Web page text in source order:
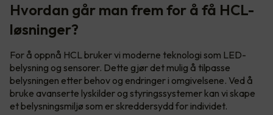
Hvordan går man frem for å få HCL-
løsninger?
For å oppnå HCL bruker vi moderne teknologi som LED-
belysning og sensorer. Dette gjør det mulig å tilpasse
belysningen etter behov og endringer i omgivelsene. Ved å
bruke avanserte lyskilder og styringssystemer kan vi skape
et belysningsmiljø som er skreddersydd for individet.